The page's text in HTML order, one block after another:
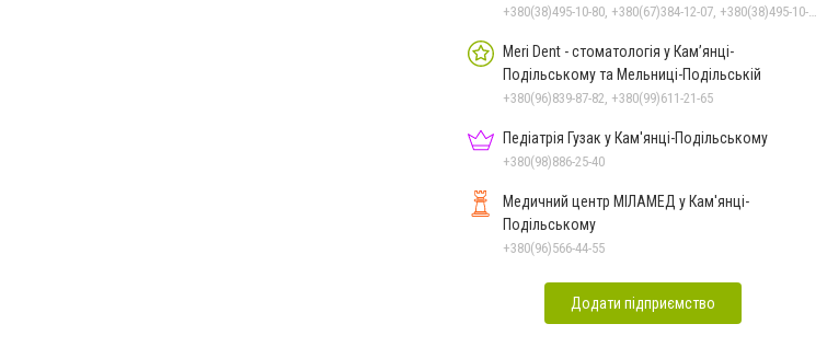
+380(38)495-10-80, +380(67)384-12-07, +380(38)495-10-70
Meri Dent - стоматологія у Кам’янці-
Подільському та Мельниці-Подільській
+380(96)839-87-82, +380(99)611-21-65
Педіатрія Гузак у Кам'янці-Подільському
+380(98)886-25-40
Медичний центр МІЛАМЕД у Кам'янці-
Подільському
+380(96)566-44-55
Додати підприємство